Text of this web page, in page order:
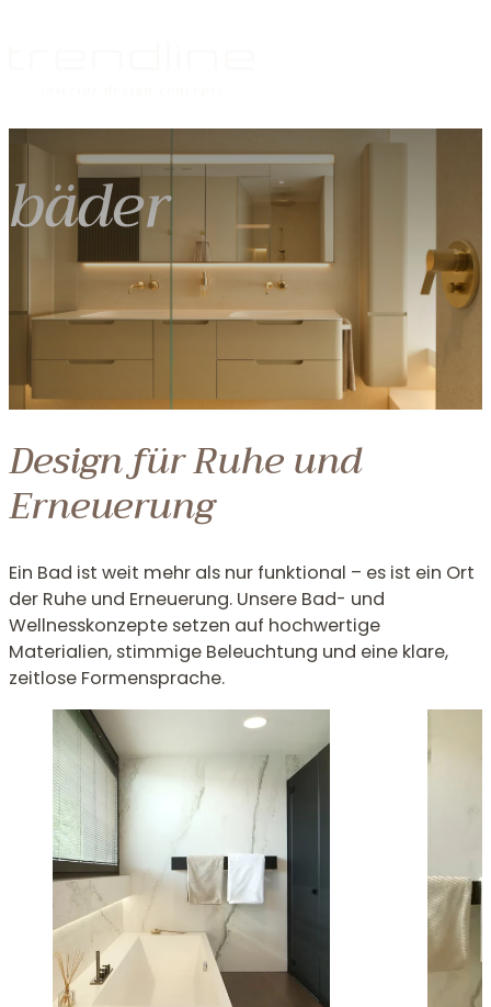
bäder
Design für Ruhe und
Erneuerung
Ein Bad ist weit mehr als nur funktional – es ist ein Ort
der Ruhe und Erneuerung. Unsere Bad- und
Wellnesskonzepte setzen auf hochwertige
Materialien, stimmige Beleuchtung und eine klare,
zeitlose Formensprache.